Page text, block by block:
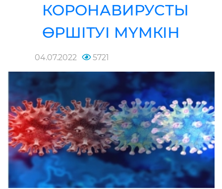
КОРОНАВИРУСТЫ
ӨРШІТУІ МҮМКІН
04.07.2022 5721